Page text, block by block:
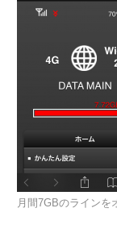
月間7GBのラインを